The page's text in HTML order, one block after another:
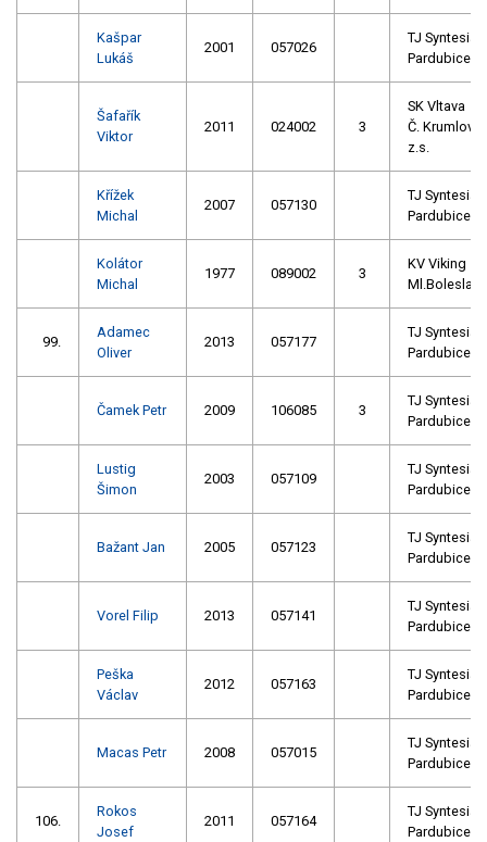
Kašpar
Lukáš
2001 057026
TJ Syntesia
Pardubice
Šafařík
Viktor
2011 024002 3
SK Vltava
Č. Krumlov
z.s.
Křížek
Michal
2007 057130
TJ Syntesia
Pardubice
Kolátor
Michal
1977 089002 3
KV Viking
Ml.Boleslav
99.
Adamec
Oliver
2013 057177
TJ Syntesia
Pardubice
Čamek Petr 2009 106085 3
TJ Syntesia
Pardubice
Lustig
Šimon
2003 057109
TJ Syntesia
Pardubice
Bažant Jan 2005 057123
TJ Syntesia
Pardubice
Vorel Filip 2013 057141
TJ Syntesia
Pardubice
Peška
Václav
2012 057163
TJ Syntesia
Pardubice
Macas Petr 2008 057015
TJ Syntesia
Pardubice
106.
Rokos
Josef
2011 057164
TJ Syntesia
Pardubice